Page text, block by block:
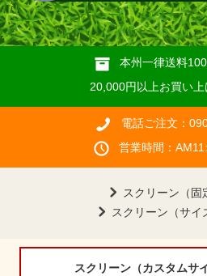
本州一律送料
20,000円以上お買い
電話ご注文：
営業時間：
スクリーン（固
スクリーン（サイ
スクリーン（カスタムサ